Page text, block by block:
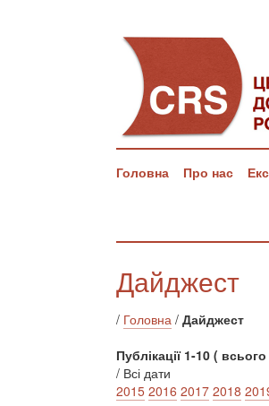
Головна Про нас
Дайджест
/ Головна / Дайджест
Публікації 1-10 (
/ Всі дати
2015 2016 2017 2018